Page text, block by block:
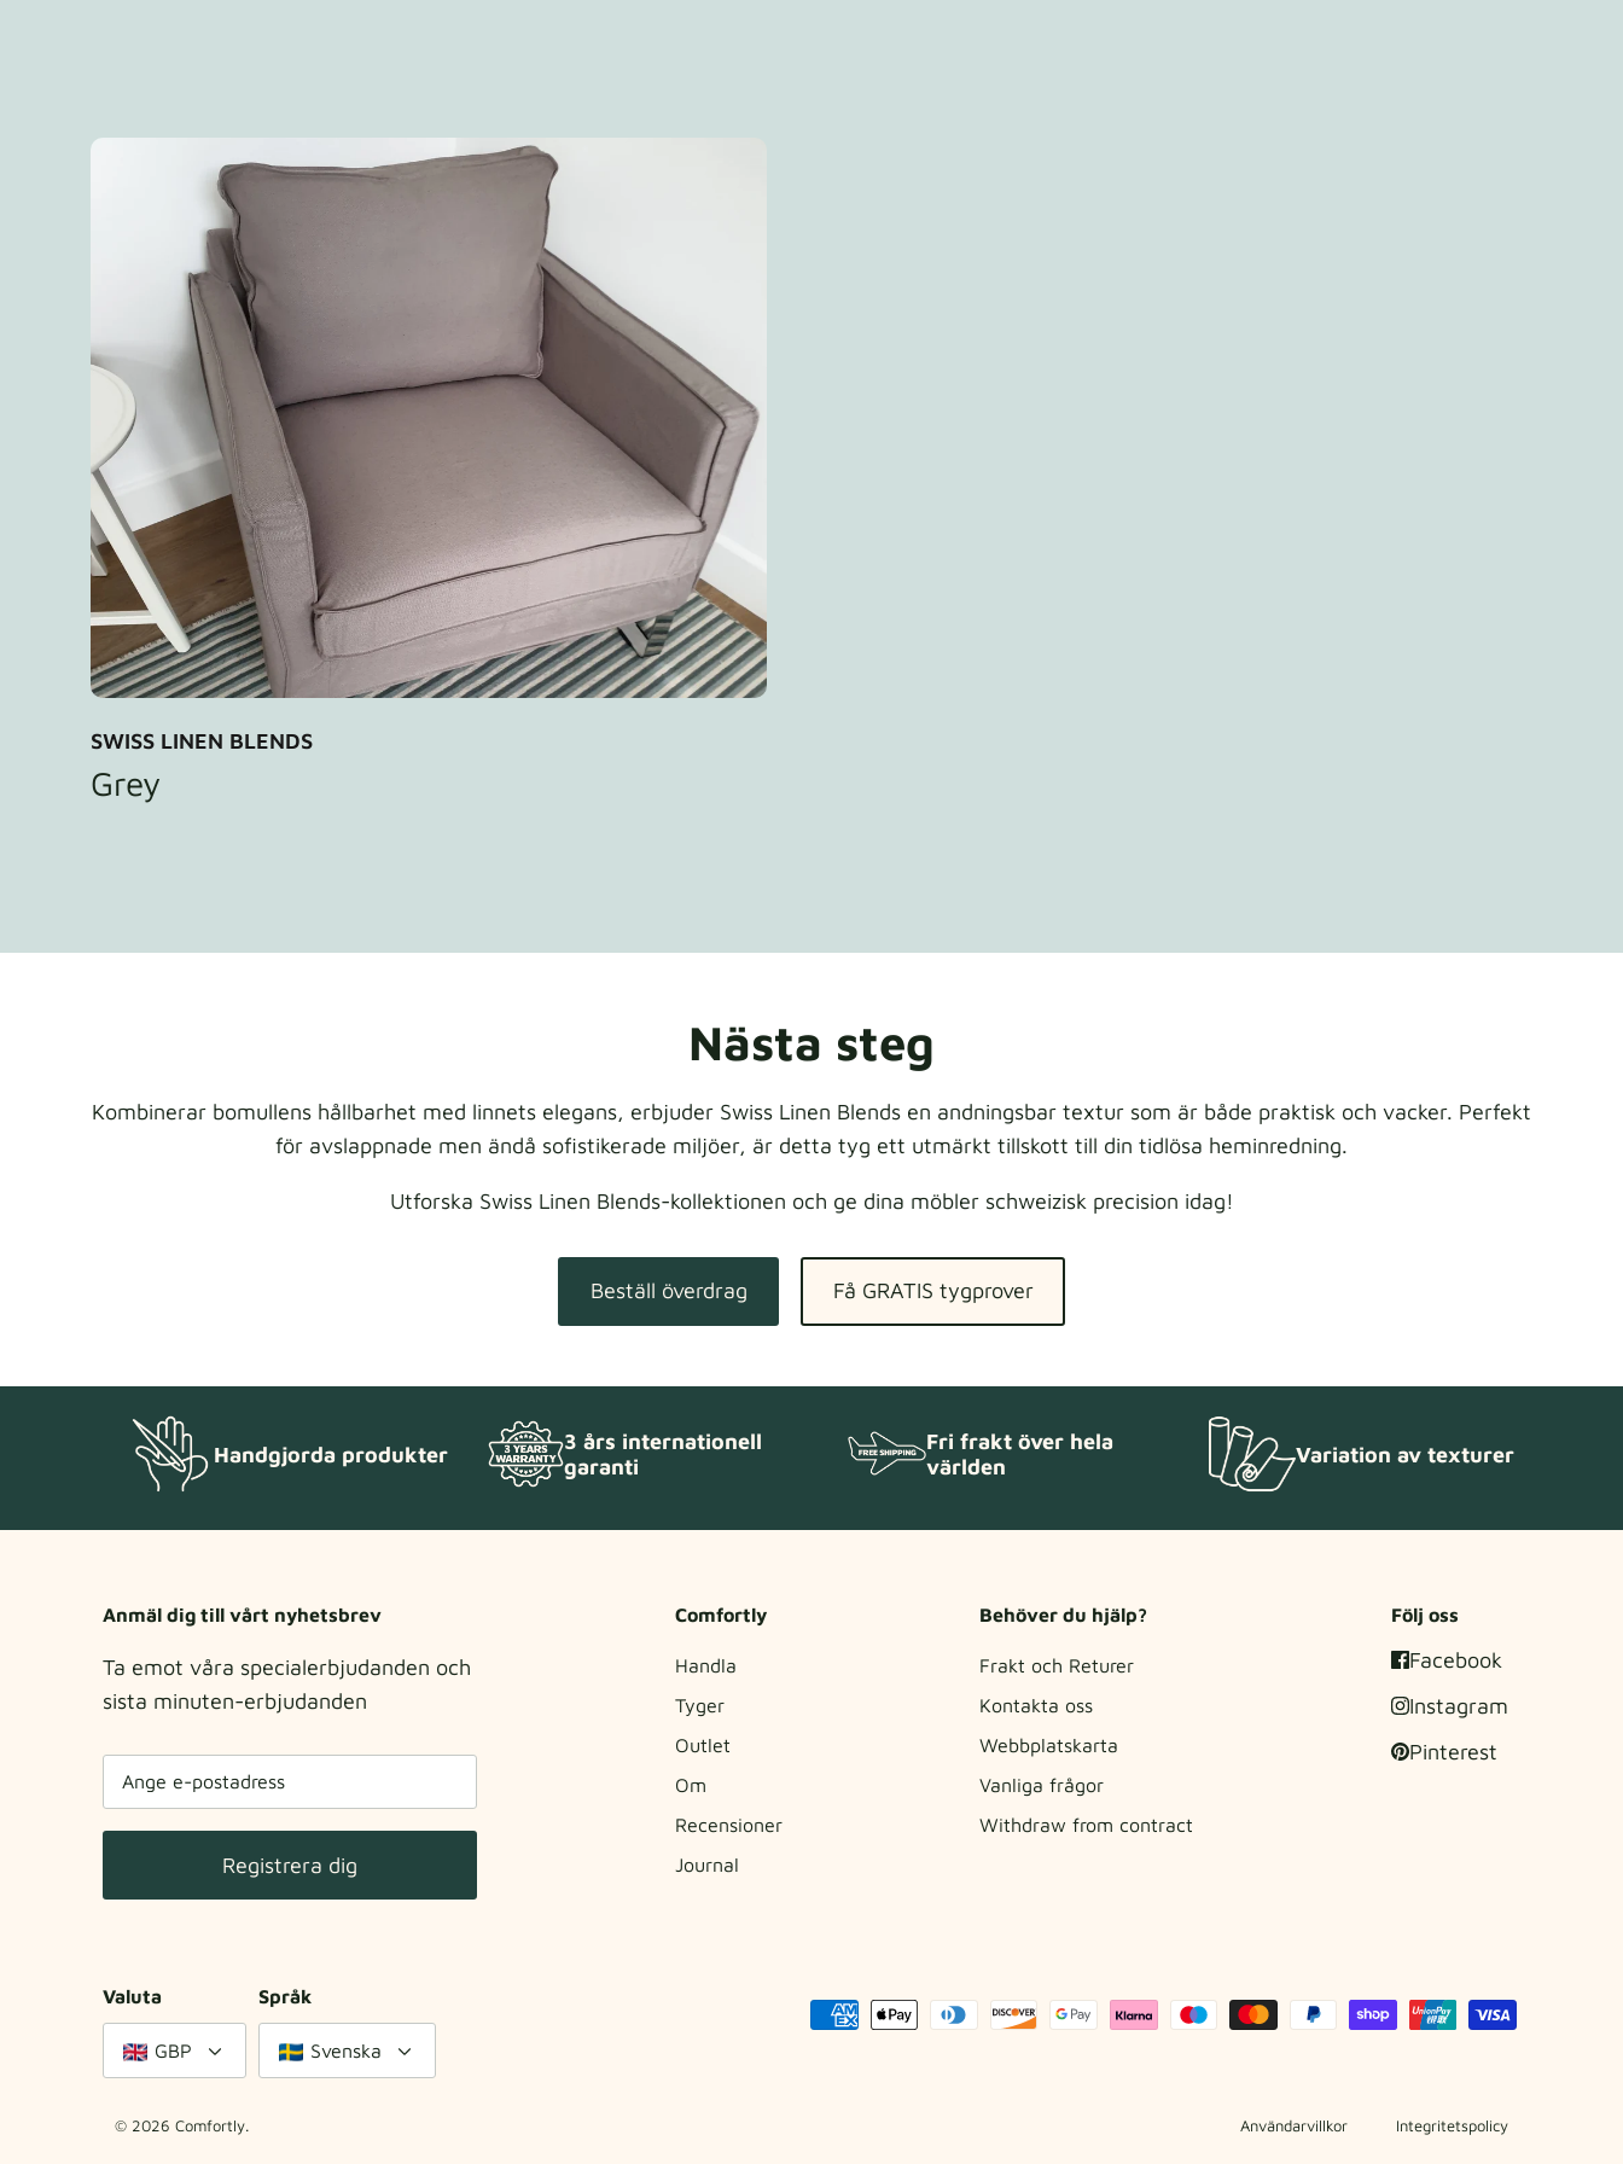
SWISS LINEN BLENDS
Grey
Nästa steg
Kombinerar bomullens hållbarhet med linnets elegans, erbjuder Swiss Linen Blends en andningsbar textur som är både praktisk och vacker. Perfekt
för avslappnade men ändå sofistikerade miljöer, är detta tyg ett utmärkt tillskott till din tidlösa heminredning.
Utforska Swiss Linen Blends-kollektionen och ge dina möbler schweizisk precision idag!
Beställ överdrag Få GRATIS tygprover
Handgjorda produkter
3 års internationell
garanti
Fri frakt över hela
världen
Variation av texturer
Anmäl dig till vårt nyhetsbrev
Ta emot våra specialerbjudanden och
sista minuten-erbjudanden
Registrera dig
Comfortly
Handla
Tyger
Outlet
Om
Recensioner
Journal
Behöver du hjälp?
Frakt och Returer
Kontakta oss
Webbplatskarta
Vanliga frågor
Withdraw from contract
Följ oss
Facebook
Instagram
Pinterest
Valuta
GBP
Språk
Svenska
© 2026 Comfortly. Användarvillkor Integritetspolicy